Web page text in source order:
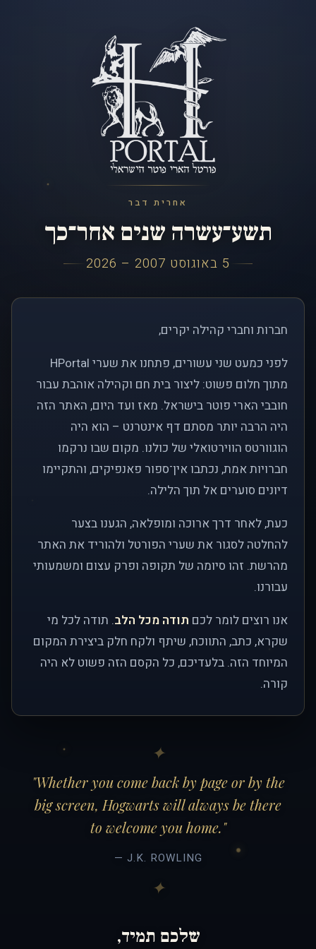
אחרית דבר
תשע־עשרה שנים אחר־כך
5 באוגוסט 2007 – 2026
חברות וחברי קהילה יקרים,
לפני כמעט שני עשורים, פתחנו את שערי HPortal
מתוך חלום פשוט: ליצור בית חם וקהילה אוהבת עבור
חובבי הארי פוטר בישראל. מאז ועד היום, האתר הזה
היה הרבה יותר מסתם דף אינטרנט – הוא היה
הוגוורטס הווירטואלי של כולנו. מקום שבו נרקמו
חברויות אמת, נכתבו אין־ספור פאנפיקים, והתקיימו
דיונים סוערים אל תוך הלילה.
כעת, לאחר דרך ארוכה ומופלאה, הגענו בצער
להחלטה לסגור את שערי הפורטל ולהוריד את האתר
מהרשת. זהו סיומה של תקופה ופרק עצום ומשמעותי
עבורנו.
אנו רוצים לומר לכם תודה מכל הלב. תודה לכל מי
שקרא, כתב, התווכח, שיתף ולקח חלק ביצירת המקום
המיוחד הזה. בלעדיכם, כל הקסם הזה פשוט לא היה
קורה.
"Whether you come back by page or by the
big screen, Hogwarts will always be there
to welcome you home."
— J.K. ROWLING
שלכם תמיד,